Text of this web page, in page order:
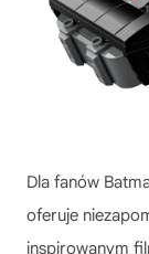
Dla fanów
oferuje
inspirowanym